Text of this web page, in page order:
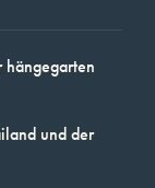
hängegarten
und der